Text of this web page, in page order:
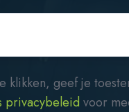
klikken, geef je
privacybeleid voor